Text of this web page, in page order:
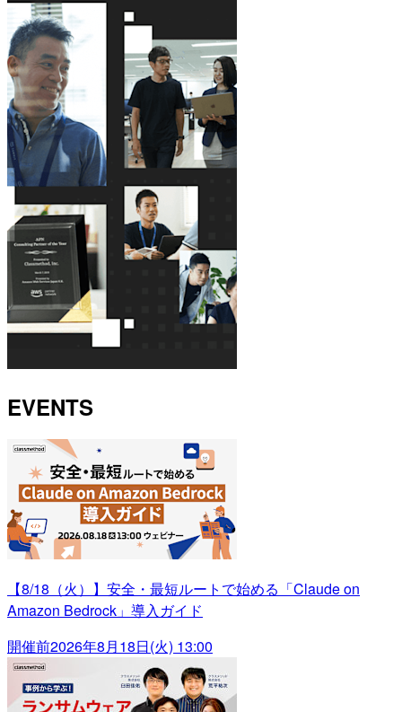
EVENTS
【8/18（火）】安全・最短ルートで始める「Claude on
Amazon Bedrock」導入ガイド
開催前2026年8月18日(火) 13:00